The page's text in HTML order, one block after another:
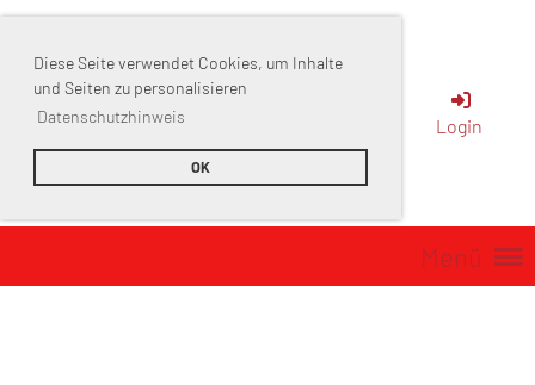
Diese Seite verwendet Cookies, um Inhalte
und Seiten zu personalisieren
Datenschutzhinweis
OK
Sportverein
Muttenz
Login
Menü